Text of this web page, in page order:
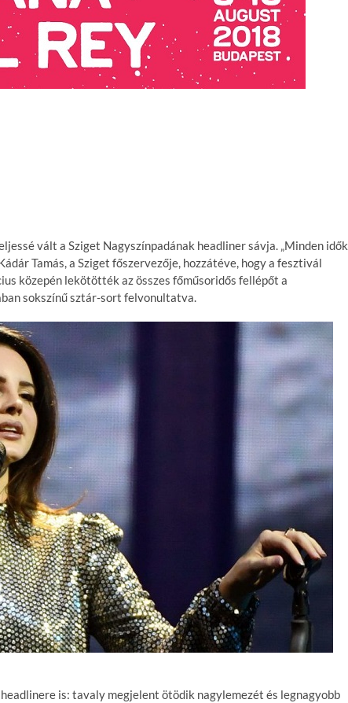
vált a Sziget Nagyszínpadának headliner sávja. „Minden idők
Tamás, a Sziget főszervezője, hozzátéve, hogy a fesztivál
közepén lekötötték az összes főműsoridős fellépőt a
sokszínű sztár-sort felvonultatva.
is: tavaly megjelent ötödik nagylemezét és legnagyobb